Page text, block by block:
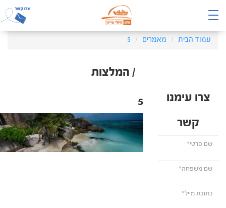
עמוד הבית מאמרים 5
/ המלצות
צרו עימנו
קשר
5